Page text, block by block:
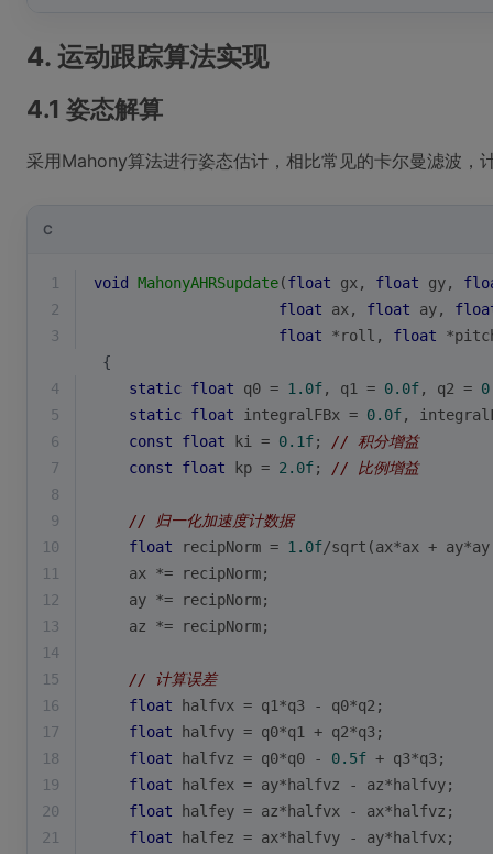
4. 运动跟踪算法实现
4.1 姿态解算
采用Mahony算法进行姿态估计，相比常见的卡尔曼滤波，
C
1 void MahonyAHRSupdate(float gx, float gy,
2
float ax, float ay,
3
float *roll, float
{
4
static float q0 = 1.0f, q1 = 0.0f, q2 =
5
static float integralFBx = 0.0f,
6
const float ki = 0.1f; // 积分增益
7
const float kp = 2.0f; // 比例增益
8
9
// 归一化加速度计数据
10
float recipNorm = 1.0f/sqrt (ax*ax +
11
    ax *= recipNorm;
12
    ay *= recipNorm;
13
    az *= recipNorm;
14
15
// 计算误差
16
float halfvx = q1*q3 - q0*q2;
17
float halfvy = q0*q1 + q2*q3;
18
float halfvz = q0*q0 - 0.5f + q3*q3;
19
float halfex = ay*halfvz - az*halfvy;
20
float halfey = az*halfvx - ax*halfvz;
21
float halfez = ax*halfvy - ay*halfvx;